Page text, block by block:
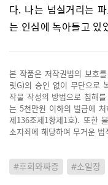
다. 나는 넘실거리는
는 인심에 녹아들고 있
본 작품은 저작권법의 보호
릿G)의 승인 없이 무단으로
작물 작성의 방법으로 침해
는 5천만원 이하의 벌금에
제136조제1항제1호). 또한
소지죄에 해당하여 무거운
#후회와짜증 #소일장